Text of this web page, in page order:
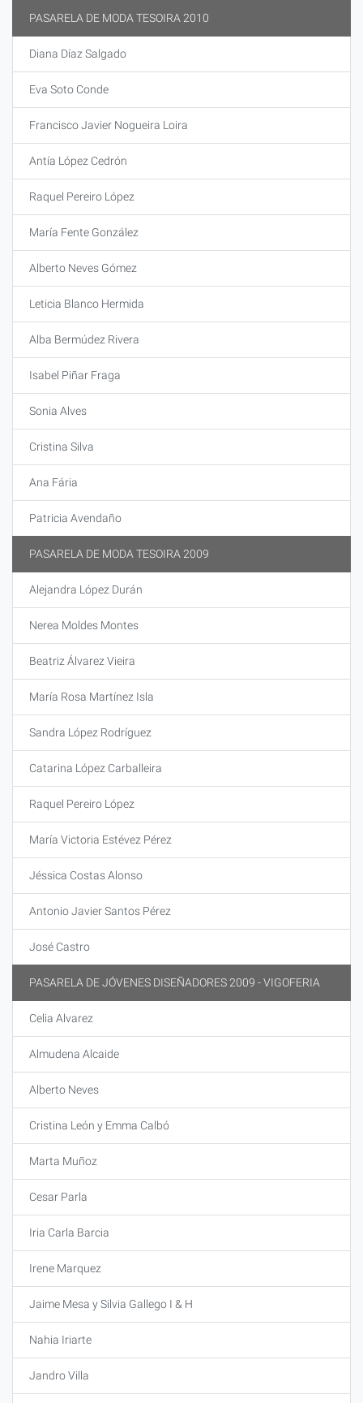
PASARELA DE MODA TESOIRA 2010
Diana Díaz Salgado
Eva Soto Conde
Francisco Javier Nogueira Loira
Antía López Cedrón
Raquel Pereiro López
María Fente González
Alberto Neves Gómez
Leticia Blanco Hermida
Alba Bermúdez Rivera
Isabel Piñar Fraga
Sonia Alves
Cristina Silva
Ana Fária
Patricia Avendaño
PASARELA DE MODA TESOIRA 2009
Alejandra López Durán
Nerea Moldes Montes
Beatriz Álvarez Vieira
María Rosa Martínez Isla
Sandra López Rodríguez
Catarina López Carballeira
Raquel Pereiro López
María Victoria Estévez Pérez
Jéssica Costas Alonso
Antonio Javier Santos Pérez
José Castro
PASARELA DE JÓVENES DISEÑADORES 2009 - VIGOFERIA
Celia Alvarez
Almudena Alcaide
Alberto Neves
Cristina León y Emma Calbó
Marta Muñoz
Cesar Parla
Iria Carla Barcia
Irene Marquez
Jaime Mesa y Silvia Gallego I & H
Nahia Iriarte
Jandro Villa